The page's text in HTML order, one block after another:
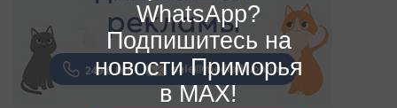
WhatsApp?
Подпишитесь на
новости Приморья
в MAX!